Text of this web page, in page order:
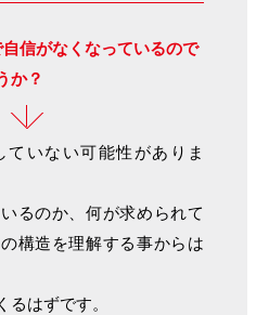
自信がなくなっているので
か？
ていない可能性がありま
るのか、何が求められて
構造を理解する事からは
るはずです。